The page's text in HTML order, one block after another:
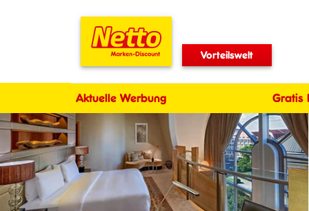
Vorteilswelt
Aktuelle Werbung Gratis